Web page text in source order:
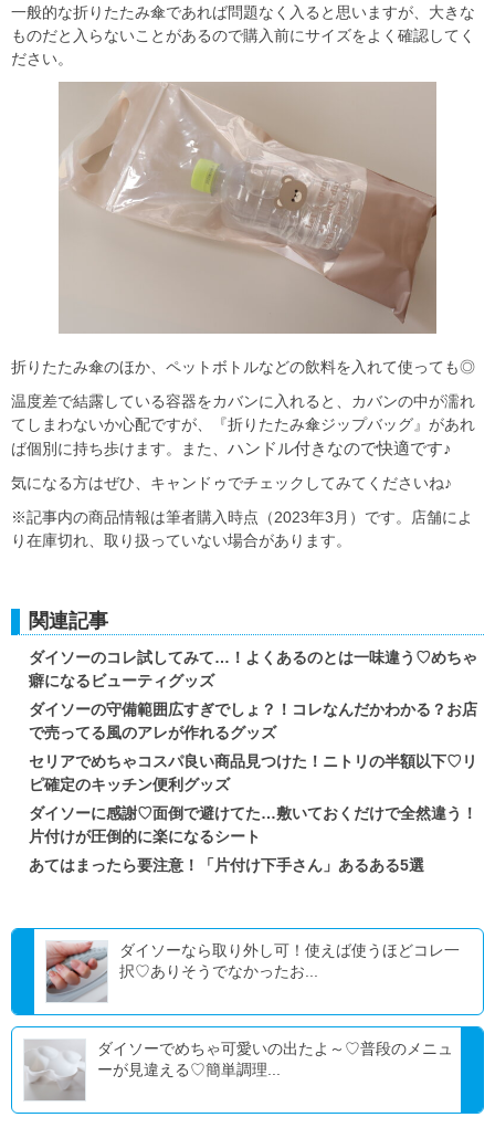
一般的な折りたたみ傘であれば問題なく入ると思いますが、大きな
ものだと入らないことがあるので購入前にサイズをよく確認してく
ださい。
折りたたみ傘のほか、ペットボトルなどの飲料を入れて使っても◎
温度差で結露している容器をカバンに入れると、カバンの中が濡れ
てしまわないか心配ですが、『折りたたみ傘ジップバッグ』があれ
ば個別に持ち歩けます。また、 ハンドル付きなので快適です♪
気になる方はぜひ、キャンドゥでチェックしてみてくださいね♪
※記事内の商品情報は筆者購入時点（2023年3月）です。店舗によ
り在庫切れ、取り扱っていない場合があります。
関連記事
ダイソーのコレ試してみて…！よくあるのとは一味違う♡めちゃ
癖になるビューティグッズ
ダイソーの守備範囲広すぎでしょ？！コレなんだかわかる？お店
で売ってる風のアレが作れるグッズ
セリアでめちゃコスパ良い商品見つけた！ニトリの半額以下♡リ
ピ確定のキッチン便利グッズ
ダイソーに感謝♡面倒で避けてた…敷いておくだけで全然違う！
片付けが圧倒的に楽になるシート
あてはまったら要注意！「片付け下手さん」あるある5選
ダイソーなら取り外し可！使えば使うほどコレ一
択♡ありそうでなかったお...
ダイソーでめちゃ可愛いの出たよ～♡普段のメニュ
ーが見違える♡簡単調理...